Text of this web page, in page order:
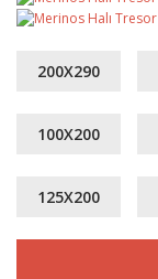
200X290
100X200
125X200